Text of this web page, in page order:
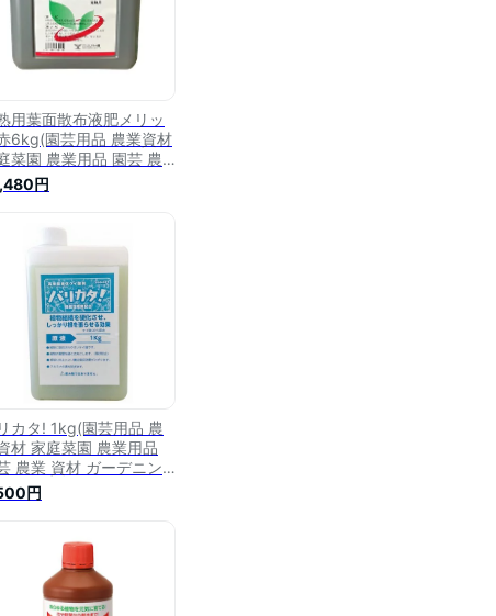
用葉面散布液肥メリッ
6kg(園芸用品 農業資材
菜園 農業用品 園芸 農
材 ガーデニング用品
デニング 農業用 園芸用
ガーデン用品 ガーデング
ズ メリットあか )
円
カタ! 1kg(園芸用品 農
材 家庭菜園 農業用品
農業 資材 ガーデニン
品 ガーデニング 農業用
道具 園芸用 園芸用具
天市場店 園芸資材 農作業
業用資材 グッズ ガーデニ
ググッズ 液肥 液体肥料
円